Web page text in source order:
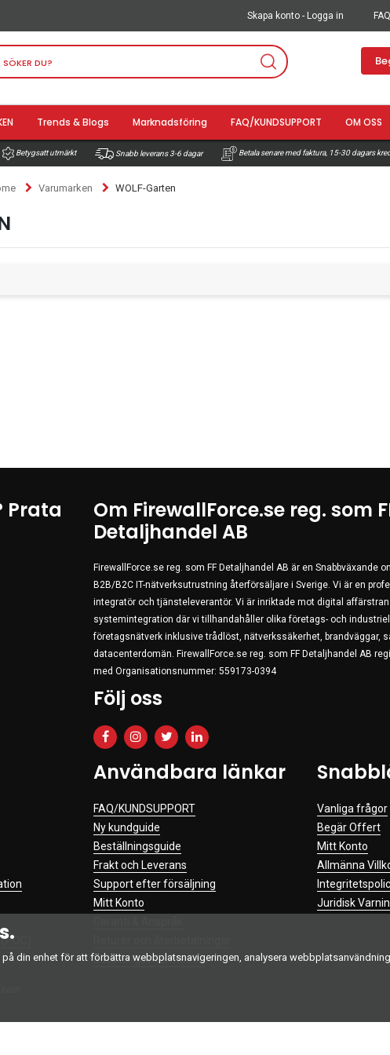
Skapa konto - Logga in
Trends & Blogs Marknadsföring FAQ/KUNDSUPPORT OM OSS
Betygsatt utmärkt Snabb leverans 3-6 dagar Betala senare med faktura, 15-30 dagars
Varumarken WOLF-Garten
Prata
Om FirewallForce.se reg. som
Detaljhandel AB
FirewallForce.se reg. som FF Detaljhandel AB är en Snabbväxande
B2B/B2C IT-nätverksutrustning återförsäljare i Sverige. Vi är en
integratör och tjänsteleverantör. Vi är inriktade mot digital
systemintegration där vi tillhandahåller olika företags- och
företagsnätverk inklusive trådlöst, nätverkssäkerhet, brandväggar,
datacenterdomän. FirewallForce.se reg. som FF Detaljhandel AB
med Organisationsnummer: 559173-0394
Följ oss
Användbara länkar
FAQ/KUNDSUPPORT
Ny kundguide
Beställningsguide
Frakt och Leverans
Support efter försäljning
Mitt Konto
Betalningsinformation
Vanliga frågor
Begär Offert
Mitt Konto
Allmänna
Juridisk
din enhet för att förbättra webbplatsnavigeringen, analysera